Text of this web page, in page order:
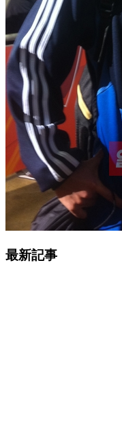
最新記事